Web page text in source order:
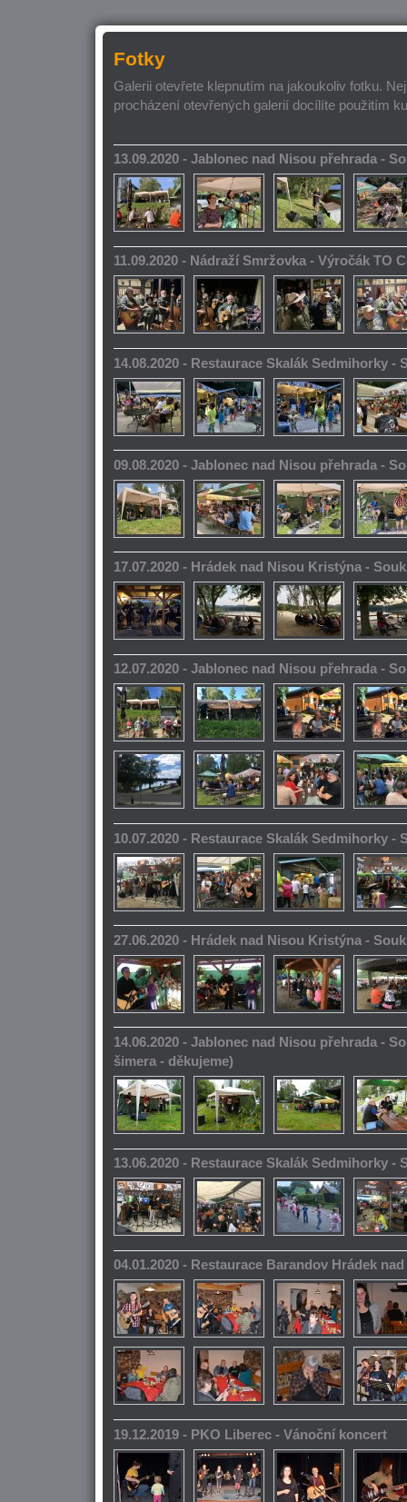
Fotky
Galerii otevřete klepnutím na jakoukoliv fotku.
procházení otevřených galerií docílíte použitím
13.09.2020 - Jablonec nad Nisou přehrada -
11.09.2020 - Nádraží Smržovka - Výročák TO
14.08.2020 - Restaurace Skalák Sedmihorky -
09.08.2020 - Jablonec nad Nisou přehrada -
17.07.2020 - Hrádek nad Nisou Kristýna -
12.07.2020 - Jablonec nad Nisou přehrada -
10.07.2020 - Restaurace Skalák Sedmihorky -
27.06.2020 - Hrádek nad Nisou Kristýna -
14.06.2020 - Jablonec nad Nisou přehrada -
šimera - děkujeme)
13.06.2020 - Restaurace Skalák Sedmihorky -
04.01.2020 - Restaurace Barandov Hrádek
19.12.2019 - PKO Liberec - Vánoční koncert